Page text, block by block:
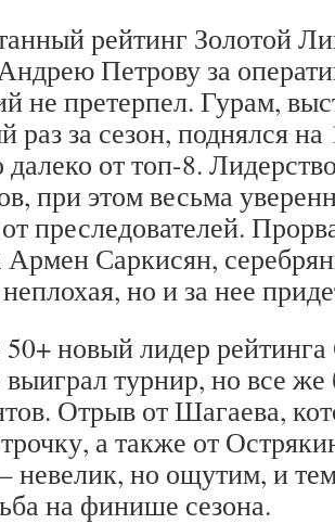
рейтинг Золотой
Петрову за
не претерпел. Гурам,
раз за сезон, поднялся
далеко от топ-8.
при этом весьма
преследователей.
Армен Саркисян,
но и за нее
новый лидер
выиграл турнир, но все
Отрыв от Шагаева,
а также от
но ощутим, и
на финише сезона.